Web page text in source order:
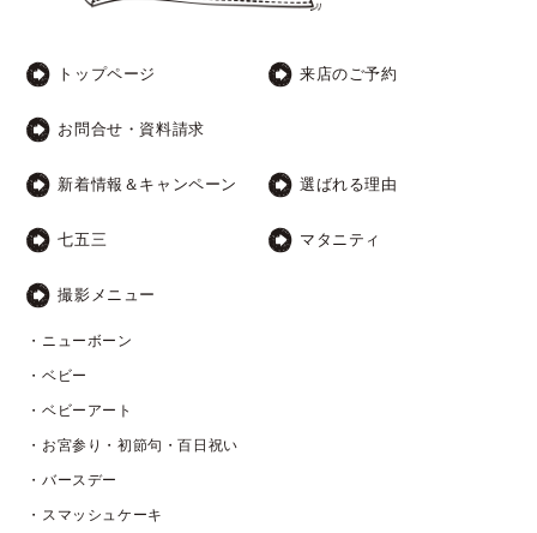
トップページ 来店のご予約
お問合せ・資料請求
新着情報＆キャンペーン 選ばれる理由
七五三 マタニティ
撮影メニュー
・ニューボーン
・ベビー
・ベビーアート
・お宮参り・初節句・百日祝い
・バースデー
・スマッシュケーキ